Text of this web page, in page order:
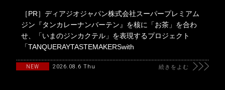
［PR］ディアジオジャパン株式会社スーパープレミアム
ジン『タンカレーナンバーテン』を核に「お茶」を合わ
せ、「いまのジンカクテル」を表現するプロジェクト
「TANQUERAYTASTEMAKERSwith
NEW 2026.08.6 Thu 続きをよむ